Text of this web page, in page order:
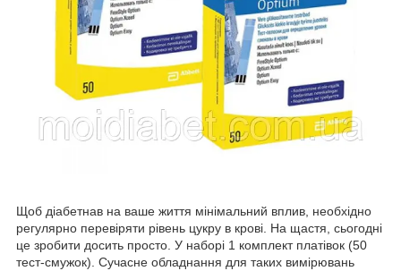
Щоб діабетнав на ваше життя мінімальний вплив, необхідно
регулярно перевіряти рівень цукру в крові. На щастя, сьогодні
це зробити досить просто. У наборі 1 комплект платівок (50
тест-смужок). Сучасне обладнання для таких вимірювань